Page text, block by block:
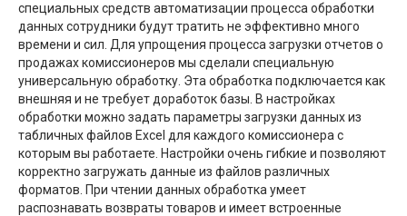
специальных средств автоматизации процесса обработки
данных сотрудники будут тратить не эффективно много
времени и сил. Для упрощения процесса загрузки отчетов о
продажах комиссионеров мы сделали специальную
универсальную обработку. Эта обработка подключается как
внешняя и не требует доработок базы. В настройках
обработки можно задать параметры загрузки данных из
табличных файлов Excel для каждого комиссионера с
которым вы работаете. Настройки очень гибкие и позволяют
корректно загружать данные из файлов различных
форматов. При чтении данных обработка умеет
распознавать возвраты товаров и имеет встроенные